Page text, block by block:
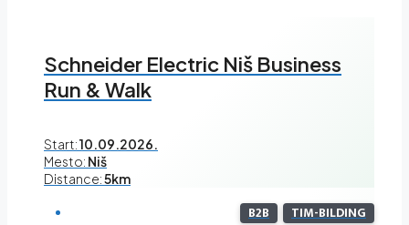
Schneider Electric Niš Business
Run & Walk
Start:10.09.2026.
Mesto: Niš
Distance:5km
B2B TIM-BILDING